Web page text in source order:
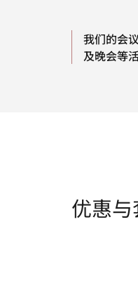
我们的会
及晚会等
优惠